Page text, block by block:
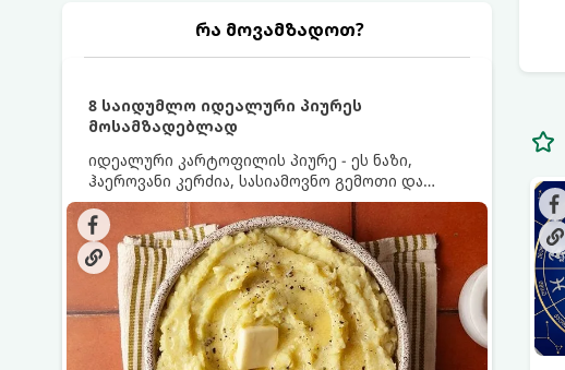
რა მოვამზადოთ?
8 საიდუმლო იდეალური პიურეს
მოსამზადებლად
იდეალური კარტოფილის პიურე - ეს ნაზი,
ჰაეროვანი კერძია, სასიამოვნო გემოთი და
ნაღების-მოყვითალო ფერით. მისი მომზადება
ძალიან მარტივია, მაგრამ არსებობს რამდენიმე
საიდუმლო, რომლებიც უნდა იცოდეთ, რომ
პიურე იდეალურად გემრიელი გამოვიდეს.